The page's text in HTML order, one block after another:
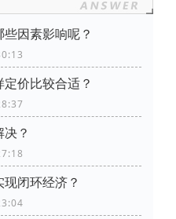
因素影响呢？
价比较合适？
？
闭环经济？